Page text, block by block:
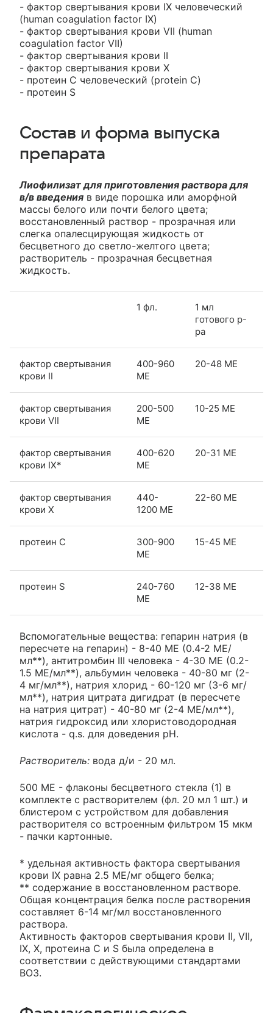
- фактор свертывания крови IX человеческий
(human coagulation factor IX)
- фактор свертывания крови VII (human
coagulation factor VII)
- фактор свертывания крови II
- фактор свертывания крови X
- протеин С человеческий (protein C)
- протеин S
Состав и форма выпуска
препарата
Лиофилизат для приготовления раствора для
в/в введения в виде порошка или аморфной
массы белого или почти белого цвета;
восстановленный раствор - прозрачная или
слегка опалесцирующая жидкость от
бесцветного до светло-желтого цвета;
растворитель - прозрачная бесцветная
жидкость.
1 фл.
1 мл
готового р-
ра
фактор свертывания
крови II
400-960
МЕ
20-48 МЕ
фактор свертывания
крови VII
200-500
МЕ
10-25 МЕ
фактор свертывания
крови IX*
400-620
МЕ
20-31 МЕ
фактор свертывания
крови X
440-
1200 МЕ
22-60 МЕ
протеин С
300-900
МЕ
15-45 МЕ
протеин S
240-760
МЕ
12-38 МЕ
Вспомогательные вещества: гепарин натрия (в
пересчете на гепарин) - 8-40 МЕ (0.4-2 МЕ/
мл**), антитромбин III человека - 4-30 МЕ (0.2-
1.5 МЕ/мл**), альбумин человека - 40-80 мг (2-
4 мг/мл**), натрия хлорид - 60-120 мг (3-6 мг/
мл**), натрия цитрата дигидрат (в пересчете
на натрия цитрат) - 40-80 мг (2-4 МЕ/мл**),
натрия гидроксид или хлористоводородная
кислота - q.s. для доведения pH.
Растворитель: вода д/и - 20 мл.
500 ME - флаконы бесцветного стекла (1) в
комплекте с растворителем (фл. 20 мл 1 шт.) и
блистером с устройством для добавления
растворителя со встроенным фильтром 15 мкм
- пачки картонные.
* удельная активность фактора свертывания
крови IX равна 2.5 ME/мг общего белка;
** содержание в восстановленном растворе.
Общая концентрация белка после растворения
составляет 6-14 мг/мл восстановленного
раствора.
Активность факторов свертывания крови II, VII,
IX, X, протеина С и S была определена в
соответствии с действующими стандартами
ВОЗ.